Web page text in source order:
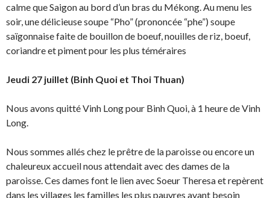
calme que Saigon au bord d’un bras du Mékong. Au menu les
soir, une délicieuse soupe “Pho” (prononcée “phe”) soupe
saïgonnaise faite de bouillon de boeuf, nouilles de riz, boeuf,
coriandre et piment pour les plus téméraires
Jeudi 27 juillet (Binh Quoi et Thoi Thuan)
Nous avons quitté Vinh Long pour Binh Quoi, à 1 heure de Vinh
Long.
Nous sommes allés chez le prêtre de la paroisse ou encore un
chaleureux accueil nous attendait avec des dames de la
paroisse. Ces dames font le lien avec Soeur Theresa et repèrent
dans les villages les familles les plus pauvres ayant besoin